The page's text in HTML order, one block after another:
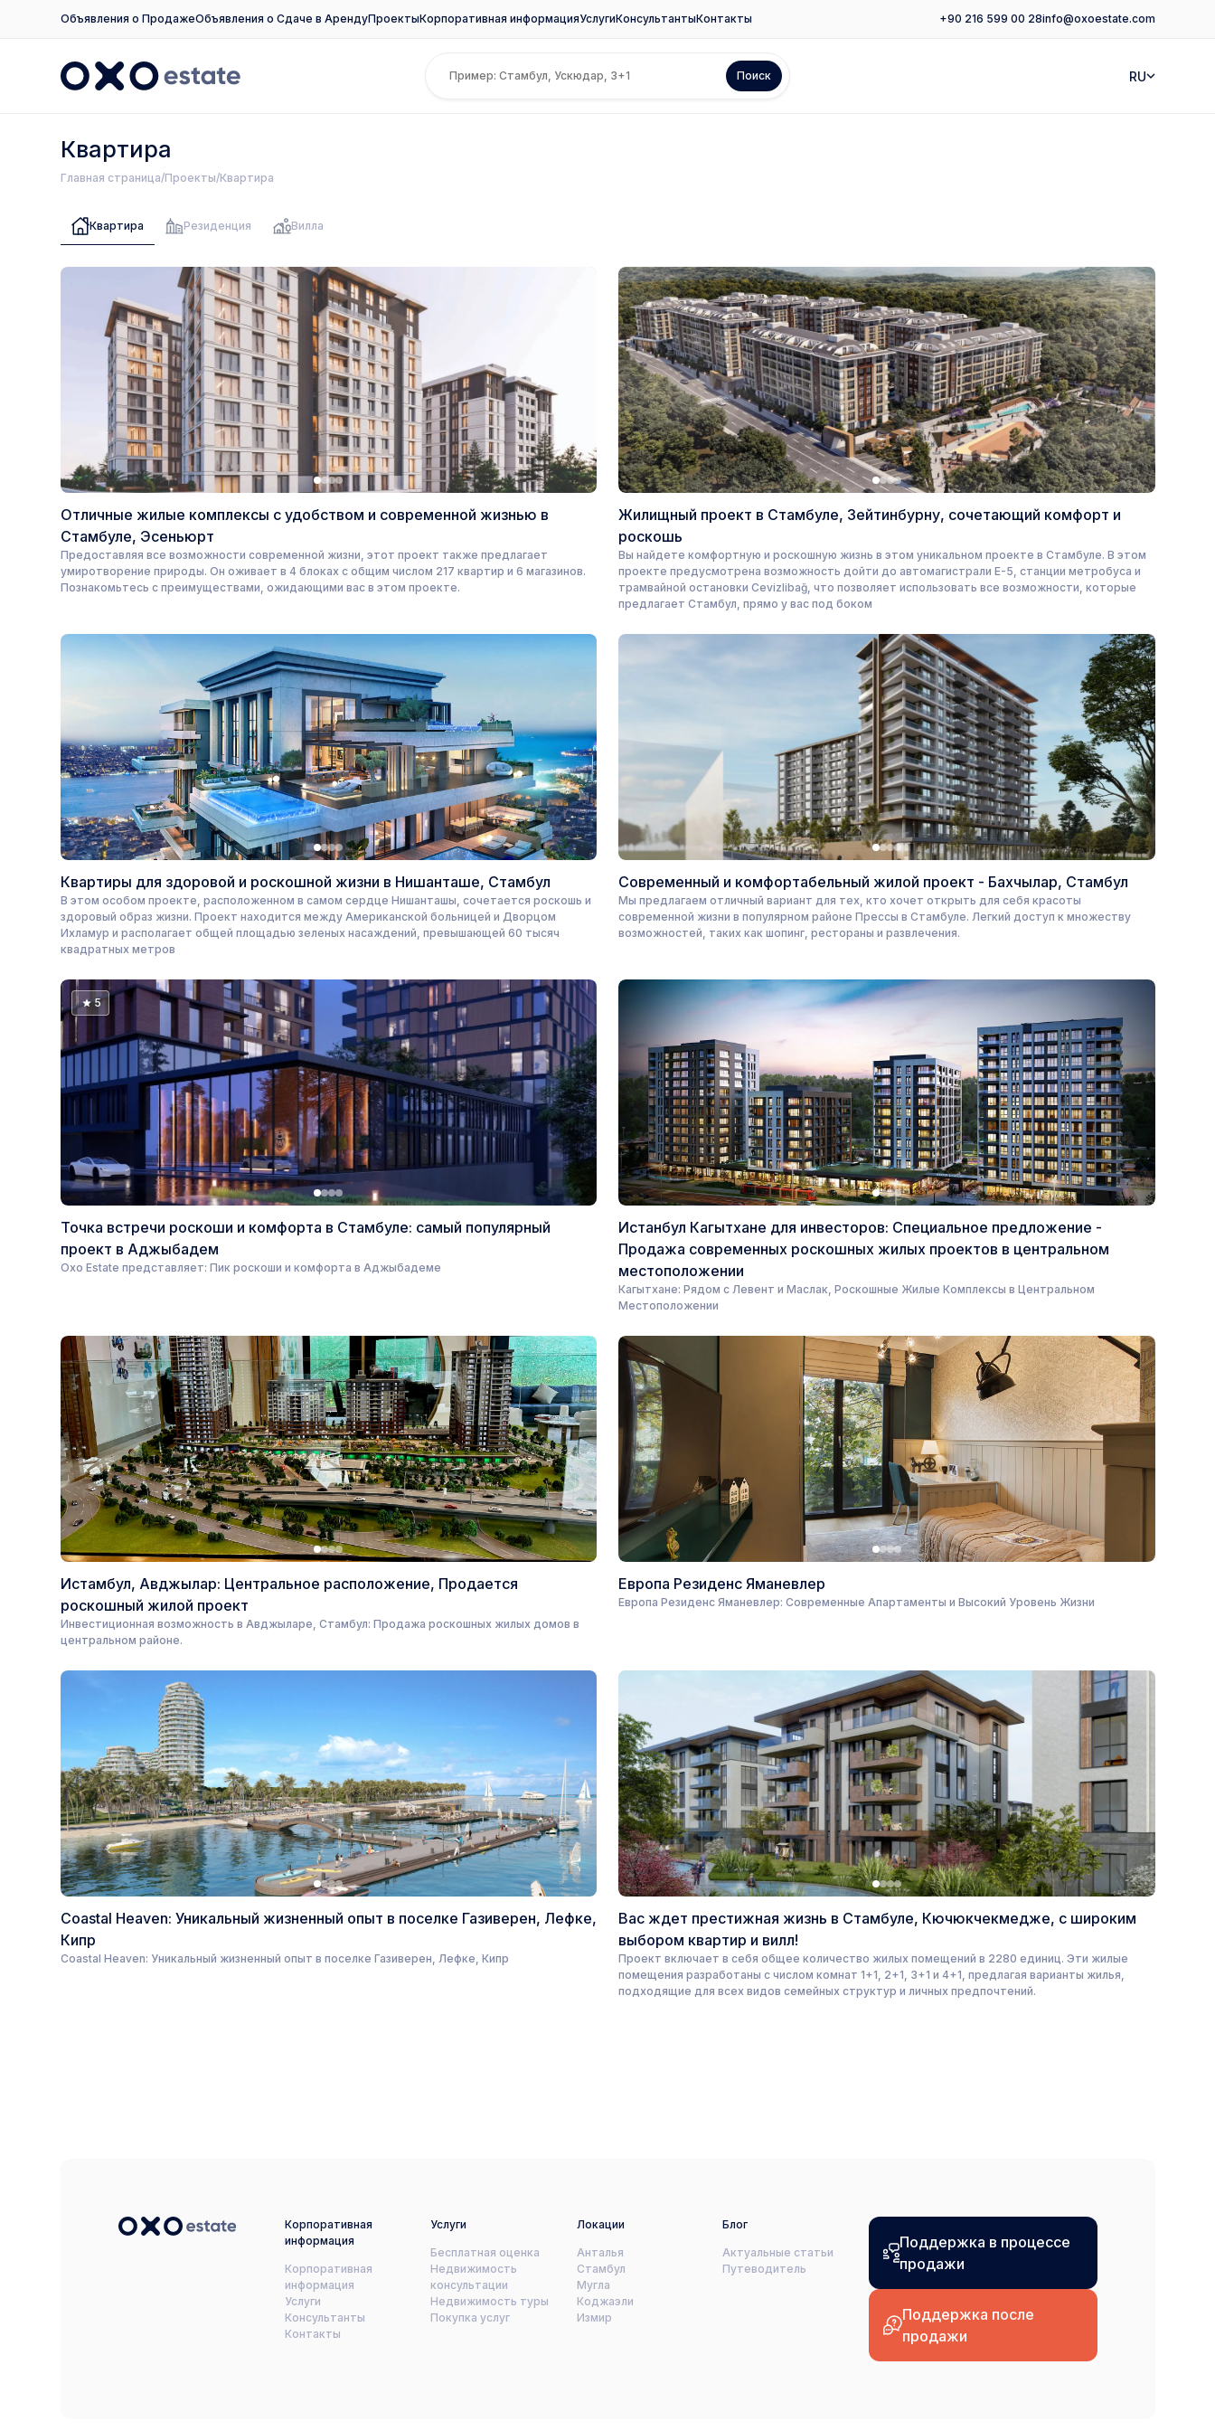
Объявления о ПродажеОбъявления о Сдаче в АрендуПроектыКорпоративная информацияУслугиКонсультантыКонтакты +90 216 599 00 28info@oxoestate.com
Поиск RU
Квартира
Главная страница Проекты Квартира
Квартира Резиденция Вилла
Отличные жилые комплексы с удобством и современной жизнью в
Стамбуле, Эсеньюрт
Предоставляя все возможности современной жизни, этот проект также предлагает
умиротворение природы. Он оживает в 4 блоках с общим числом 217 квартир и 6 магазинов.
Познакомьтесь с преимуществами, ожидающими вас в этом проекте.
Жилищный проект в Стамбуле, Зейтинбурну, сочетающий комфорт и
роскошь
Вы найдете комфортную и роскошную жизнь в этом уникальном проекте в Стамбуле. В этом
проекте предусмотрена возможность дойти до автомагистрали E-5, станции метробуса и
трамвайной остановки Cevizlibağ, что позволяет использовать все возможности, которые
предлагает Стамбул, прямо у вас под боком
Квартиры для здоровой и роскошной жизни в Нишанташе, Стамбул
В этом особом проекте, расположенном в самом сердце Нишанташы, сочетается роскошь и
здоровый образ жизни. Проект находится между Американской больницей и Дворцом
Ихламур и располагает общей площадью зеленых насаждений, превышающей 60 тысяч
квадратных метров
Современный и комфортабельный жилой проект - Бахчылар, Стамбул
Мы предлагаем отличный вариант для тех, кто хочет открыть для себя красоты
современной жизни в популярном районе Прессы в Стамбуле. Легкий доступ к множеству
возможностей, таких как шопинг, рестораны и развлечения.
5
Точка встречи роскоши и комфорта в Стамбуле: самый популярный
проект в Аджыбадем
Oxo Estate представляет: Пик роскоши и комфорта в Аджыбадеме
Истанбул Кагытхане для инвесторов: Специальное предложение -
Продажа современных роскошных жилых проектов в центральном
местоположении
Кагытхане: Рядом с Левент и Маслак, Роскошные Жилые Комплексы в Центральном
Местоположении
Истамбул, Авджылар: Центральное расположение, Продается
роскошный жилой проект
Инвестиционная возможность в Авджыларе, Стамбул: Продажа роскошных жилых домов в
центральном районе.
Европа Резиденс Яманевлер
Европа Резиденс Яманевлер: Современные Апартаменты и Высокий Уровень Жизни
Coastal Heaven: Уникальный жизненный опыт в поселке Газиверен, Лефке,
Кипр
Coastal Heaven: Уникальный жизненный опыт в поселке Газиверен, Лефке, Кипр
Вас ждет престижная жизнь в Стамбуле, Кючюкчекмедже, с широким
выбором квартир и вилл!
Проект включает в себя общее количество жилых помещений в 2280 единиц. Эти жилые
помещения разработаны с числом комнат 1+1, 2+1, 3+1 и 4+1, предлагая варианты жилья,
подходящие для всех видов семейных структур и личных предпочтений.
Корпоративная
информация
Корпоративная
информация
Услуги
Консультанты
Контакты
Услуги
Бесплатная оценка
Недвижимость
консультации
Недвижимость туры
Покупка услуг
Локации
Анталья
Стамбул
Мугла
Коджаэли
Измир
Блог
Актуальные статьи
Путеводитель
Поддержка в процессе
продажи
Поддержка после
продажи